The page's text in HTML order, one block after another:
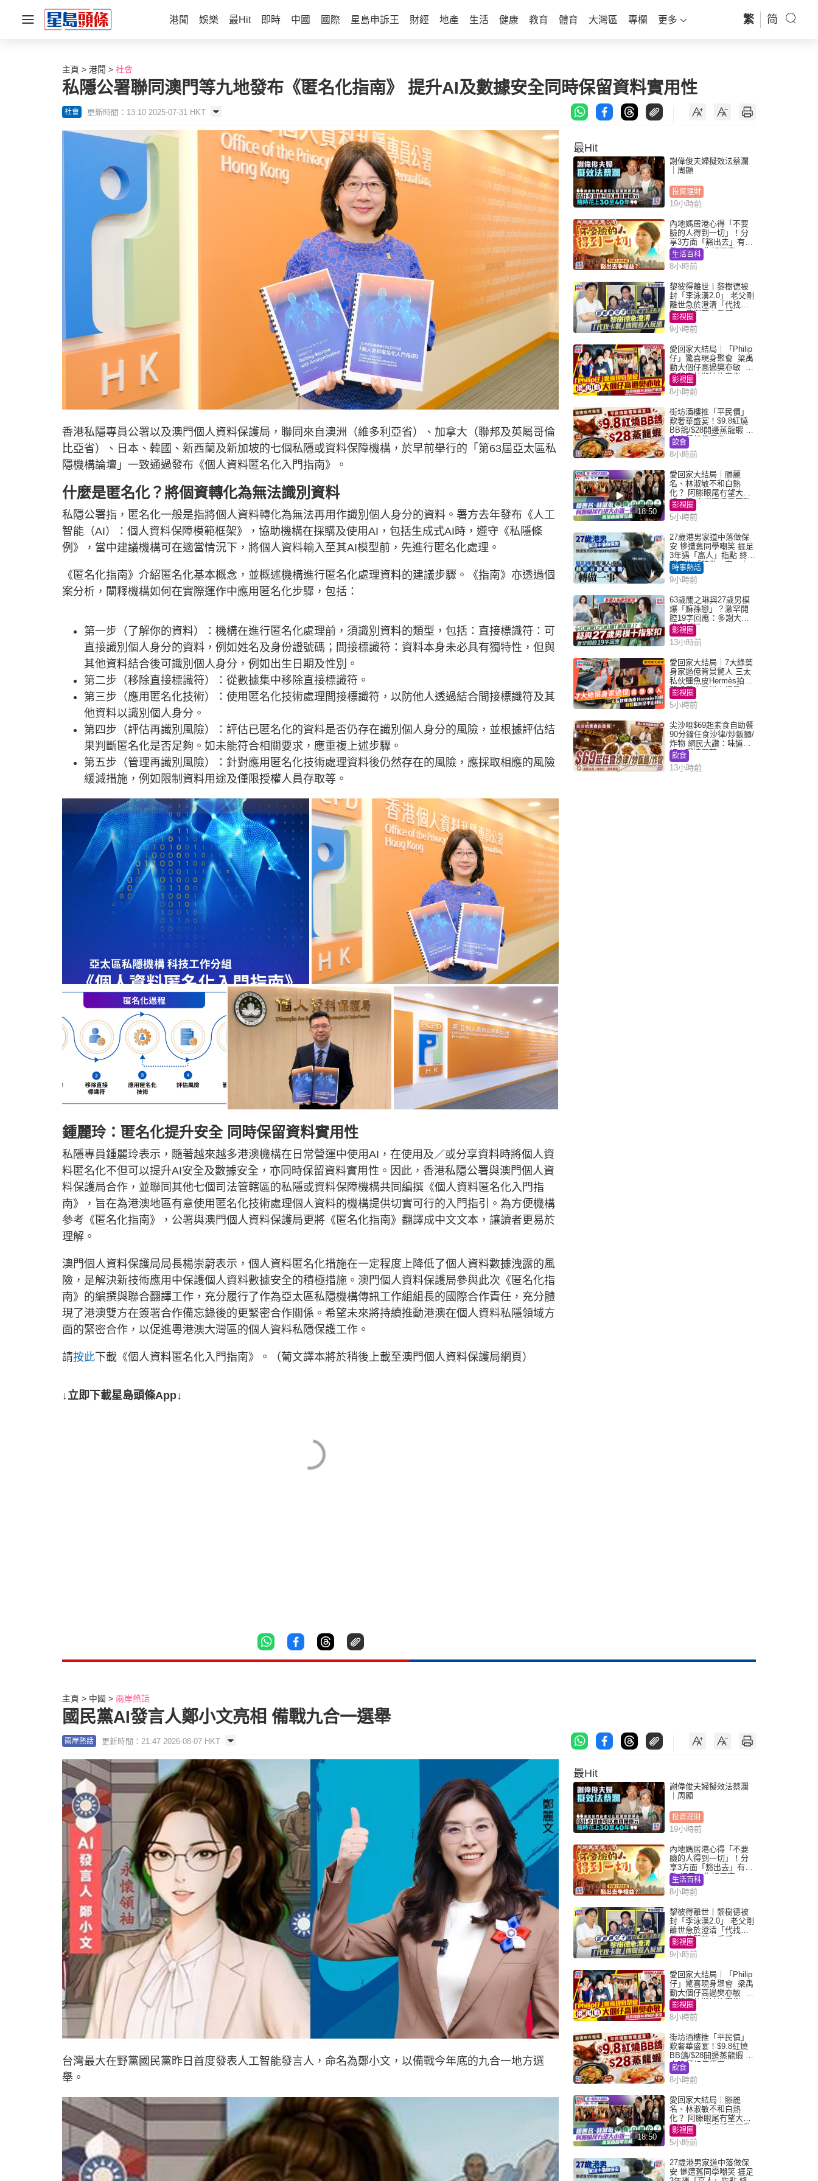
港聞 娛樂 最Hit 即時 中國 國際 星島申訴王 財經 地產 生活 健康 教育 體育 大灣區 專欄 更多 繁 简
主頁 港聞 社會
私隱公署聯同澳門等九地發布《匿名化指南》 提升AI及數據安全同時保留資料實用性
社會 更新時間：13:10 2025-07-31 HKT
香港私隱專員公署以及澳門個人資料保護局，聯同來自澳洲（維多利亞省）、加拿大（聯邦及英屬哥倫
比亞省）、日本、韓國、新西蘭及新加坡的七個私隱或資料保障機構，於早前舉行的「第63屆亞太區私
隱機構論壇」一致通過發布《個人資料匿名化入門指南》。
什麼是匿名化？將個資轉化為無法識別資料
私隱公署指，匿名化一般是指將個人資料轉化為無法再用作識別個人身分的資料。署方去年發布《人工
智能（AI）：個人資料保障模範框架》，協助機構在採購及使用AI，包括生成式AI時，遵守《私隱條
例》，當中建議機構可在適當情況下，將個人資料輸入至其AI模型前，先進行匿名化處理。
《匿名化指南》介紹匿名化基本概念，並概述機構進行匿名化處理資料的建議步驟。《指南》亦透過個
案分析，闡釋機構如何在實際運作中應用匿名化步驟，包括：
第一步（了解你的資料）：機構在進行匿名化處理前，須識別資料的類型，包括：直接標識符：可
直接識別個人身分的資料，例如姓名及身份證號碼；間接標識符：資料本身未必具有獨特性，但與
其他資料結合後可識別個人身分，例如出生日期及性別。
第二步（移除直接標識符）：從數據集中移除直接標識符。
第三步（應用匿名化技術）：使用匿名化技術處理間接標識符，以防他人透過結合間接標識符及其
他資料以識別個人身分。
第四步（評估再識別風險）：評估已匿名化的資料是否仍存在識別個人身分的風險，並根據評估結
果判斷匿名化是否足夠。如未能符合相關要求，應重複上述步驟。
第五步（管理再識別風險）：針對應用匿名化技術處理資料後仍然存在的風險，應採取相應的風險
緩減措施，例如限制資料用途及僅限授權人員存取等。
鍾麗玲：匿名化提升安全 同時保留資料實用性
私隱專員鍾麗玲表示，隨著越來越多港澳機構在日常營運中使用AI，在使用及／或分享資料時將個人資
料匿名化不但可以提升AI安全及數據安全，亦同時保留資料實用性。因此，香港私隱公署與澳門個人資
料保護局合作，並聯同其他七個司法管轄區的私隱或資料保障機構共同編撰《個人資料匿名化入門指
南》，旨在為港澳地區有意使用匿名化技術處理個人資料的機構提供切實可行的入門指引。為方便機構
參考《匿名化指南》，公署與澳門個人資料保護局更將《匿名化指南》翻譯成中文文本，讓讀者更易於
理解。
澳門個人資料保護局局長楊崇蔚表示，個人資料匿名化措施在一定程度上降低了個人資料數據洩露的風
險，是解決新技術應用中保護個人資料數據安全的積極措施。澳門個人資料保護局參與此次《匿名化指
南》的編撰與聯合翻譯工作，充分履行了作為亞太區私隱機構傳訊工作組組長的國際合作責任，充分體
現了港澳雙方在簽署合作備忘錄後的更緊密合作關係。希望未來將持續推動港澳在個人資料私隱領域方
面的緊密合作，以促進粵港澳大灣區的個人資料私隱保護工作。
請按此下載《個人資料匿名化入門指南》。（葡文譯本將於稍後上載至澳門個人資料保護局網頁）
↓立即下載星島頭條App↓
最Hit
謝偉俊夫婦擬效法蔡瀾
｜周顯
投資理財
19小時前
內地媽居港心得「不要
臉的人得到一切」！分
享3方面「豁出去」有著
數 網民：你好厲害
生活百科
8小時前
黎彼得離世丨黎樹德被
封「李泳漢2.0」 老父剛
離世急於澄清「代找卡
數」傳聞惹人反感
影視圈
9小時前
愛回家大結局｜「Philip
仔」驚喜現身聚會 梁禹
勤大個仔高過樊亦敏 超
乖黐實林淑敏許家傑
影視圈
8小時前
街坊酒樓推「平民價」
歎奢華盛宴！$9.8紅燒
BB鴿/$28開邊蒸龍蝦 3
大晚餐超值優惠
飲食
8小時前
18:50
愛回家大結局｜滕麗
名、林淑敏不和白熱
化？ 阿滕眼尾冇望大小
姐一眼 商場直播零互動
影視圈
5小時前
27歲港男家道中落做保
安 慘遭舊同學嘲笑 捱足
3年遇「高人」指點 終辭
職宣告「轉做一事」｜
Juicy叮
時事熱話
9小時前
63歲關之琳與27歲男模
爆「嫲孫戀」？激罕開
腔19字回應：多謝大家
掛念近況
影視圈
13小時前
愛回家大結局｜7大綠葉
身家過億背景驚人 三太
私伙鱷魚皮Hermès拍劇
蘇姐原來是半山樓后
影視圈
5小時前
尖沙咀$69起素食自助餐
90分鐘任食沙律/炒飯麵/
炸物 網民大讚：味道
好，環境闊落
飲食
13小時前
主頁 中國 兩岸熱話
國民黨AI發言人鄭小文亮相 備戰九合一選舉
兩岸熱話 更新時間：21:47 2026-08-07 HKT
台灣最大在野黨國民黨昨日首度發表人工智能發言人，命名為鄭小文，以備戰今年底的九合一地方選
舉。
最Hit
謝偉俊夫婦擬效法蔡瀾
｜周顯
投資理財
19小時前
內地媽居港心得「不要
臉的人得到一切」！分
享3方面「豁出去」有著
數 網民：你好厲害
生活百科
8小時前
黎彼得離世丨黎樹德被
封「李泳漢2.0」 老父剛
離世急於澄清「代找卡
數」傳聞惹人反感
影視圈
9小時前
愛回家大結局｜「Philip
仔」驚喜現身聚會 梁禹
勤大個仔高過樊亦敏 超
乖黐實林淑敏許家傑
影視圈
8小時前
街坊酒樓推「平民價」
歎奢華盛宴！$9.8紅燒
BB鴿/$28開邊蒸龍蝦 3
大晚餐超值優惠
飲食
8小時前
18:50
愛回家大結局｜滕麗
名、林淑敏不和白熱
化？ 阿滕眼尾冇望大小
姐一眼 商場直播零互動
影視圈
5小時前
27歲港男家道中落做保
安 慘遭舊同學嘲笑 捱足